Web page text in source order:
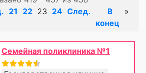
21 22 23 24 След.
В
конец
»
Семейная поликлиника №1